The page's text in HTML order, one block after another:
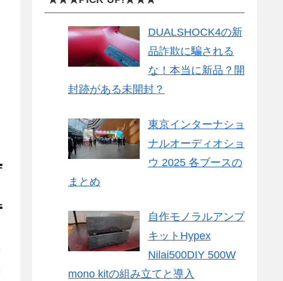
DUALSHOCK4の新
品詐欺に騙される
な！本当に新品？開
封跡がある未開封？
東京インターナショ
ナルオーディオショ
ウ 2025 各ブースの
まとめ
自作モノラルアンプ
キットHypex
Nilai500DIY 500W
mono kitの組み立てと導入